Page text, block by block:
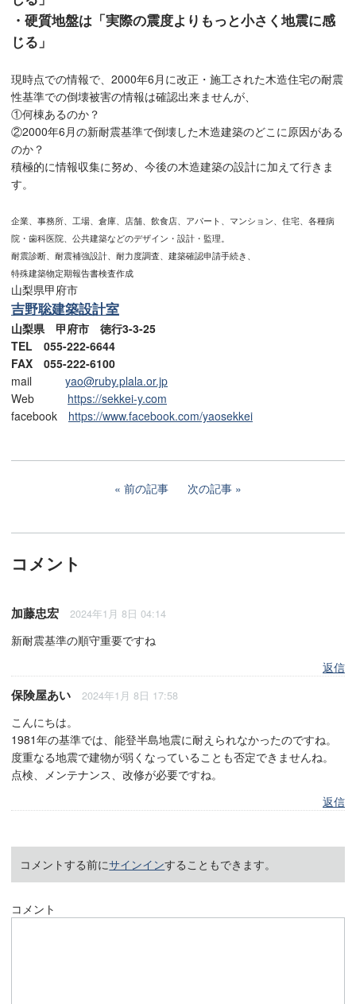
・硬質地盤は「実際の震度よりもっと小さく地震に感
じる」
現時点での情報で、2000年6月に改正・施工された木造住宅の耐震
性基準での倒壊被害の情報は確認出来ませんが、
①何棟あるのか？
②2000年6月の新耐震基準で倒壊した木造建築のどこに原因がある
のか？
積極的に情報収集に努め、今後の木造建築の設計に加えて行きま
す。
企業、事務所、工場、倉庫、店舗、飲食店、アパート、マンション、住宅、各種病
院・歯科医院、公共建築などのデザイン・設計・監理。
耐震診断、耐震補強設計、耐力度調査、建築確認申請手続き、
特殊建築物定期報告書検査作成
山梨県甲府市
吉野聡建築設計室
山梨県 甲府市 徳行3-3-25
TEL 055-222-6644
FAX 055-222-6100
mail yao@ruby.plala.or.jp
Web https://sekkei-y.com
facebook https://www.facebook.com/yaosekkei
前の記事 次の記事
コメント
加藤忠宏 2024年1月 8日 04:14
新耐震基準の順守重要ですね
返信
保険屋あい 2024年1月 8日 17:58
こんにちは。
1981年の基準では、能登半島地震に耐えられなかったのですね。
度重なる地震で建物が弱くなっていることも否定できませんね。
点検、メンテナンス、改修が必要ですね。
返信
コメントする前にサインインすることもできます。
コメント